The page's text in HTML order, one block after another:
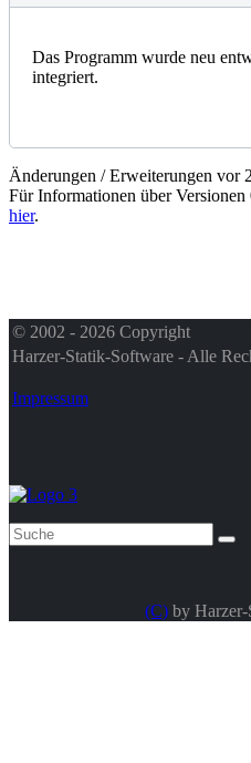
Das Programm wurde neu
integriert.
Änderungen / Erweiterungen vor
Für Informationen über Versionen
hier.
© 2002 - 2026 Copyright
Harzer-Statik-Software - Alle
Impressum
(C) by